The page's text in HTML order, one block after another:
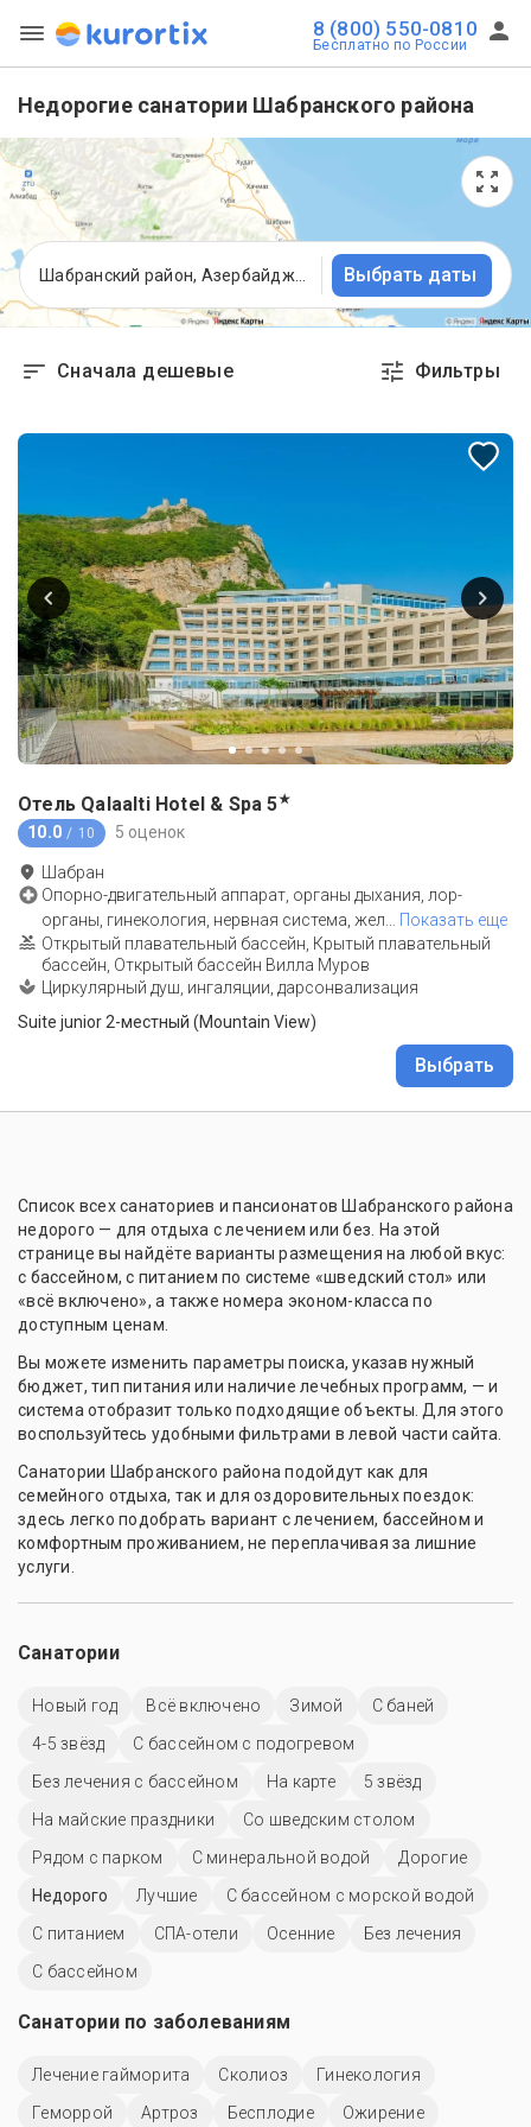
8 (800) 550-0810
Бесплатно по России
Недорогие санатории Шабранского района
Выбрать даты
Сначала дешевые Фильтры
Отель Qalaalti Hotel & Spa 5★
10.0 / 10 5 оценок
Шабран
Опорно-двигательный аппарат, органы дыхания, лор-
органы, гинекология, нервная система, жел
Показать еще
Открытый плавательный бассейн, Крытый плавательный
бассейн, Открытый бассейн Вилла Муров
Циркулярный душ, ингаляции, дарсонвализация
Suite junior 2-местный (Mountain View)
Выбрать
Список всех санаториев и пансионатов Шабранского района
недорого — для отдыха с лечением или без. На этой
странице вы найдёте варианты размещения на любой вкус:
с бассейном, с питанием по системе «шведский стол» или
«всё включено», а также номера эконом-класса по
доступным ценам.
Вы можете изменить параметры поиска, указав нужный
бюджет, тип питания или наличие лечебных программ, — и
система отобразит только подходящие объекты. Для этого
воспользуйтесь удобными фильтрами в левой части сайта.
Санатории Шабранского района подойдут как для
семейного отдыха, так и для оздоровительных поездок:
здесь легко подобрать вариант с лечением, бассейном и
комфортным проживанием, не переплачивая за лишние
услуги.
Санатории
Новый год Всё включено Зимой
С баней
4-5 звёзд
С бассейном с подогревом
Без лечения с бассейном
На карте
5 звёзд
На майские праздники
Со шведским столом
Рядом с парком
С минеральной водой
Дорогие
Недорого
Лучшие
С бассейном с морской водой
С питанием
СПА-отели Осенние
Без лечения
C бассейном
Санатории по заболеваниям
Лечение гайморита Сколиоз
Гинекология
Геморрой
Артроз Бесплодие Ожирение